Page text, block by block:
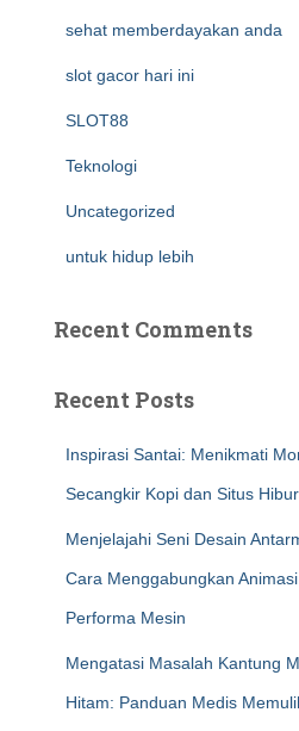
sehat memberdayakan anda
slot gacor hari ini
SLOT88
Teknologi
Uncategorized
untuk hidup lebih
Recent Comments
Recent Posts
Inspirasi Santai: Menikmati
Secangkir Kopi dan Situs
Menjelajahi Seni Desain
Cara Menggabungkan
Performa Mesin
Mengatasi Masalah Kantung
Hitam: Panduan Medis